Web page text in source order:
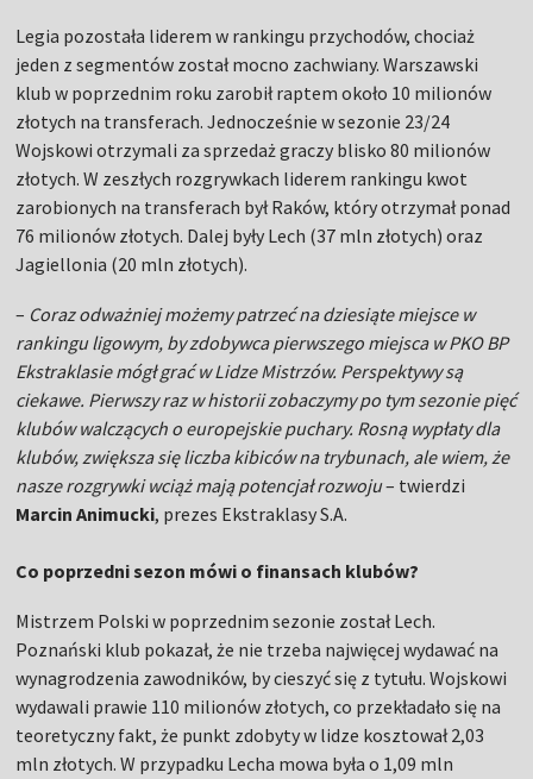
Legia pozostała liderem w rankingu przychodów, chociaż
jeden z segmentów został mocno zachwiany. Warszawski
klub w poprzednim roku zarobił raptem około 10 milionów
złotych na transferach. Jednocześnie w sezonie 23/24
Wojskowi otrzymali za sprzedaż graczy blisko 80 milionów
złotych. W zeszłych rozgrywkach liderem rankingu kwot
zarobionych na transferach był Raków, który otrzymał ponad
76 milionów złotych. Dalej były Lech (37 mln złotych) oraz
Jagiellonia (20 mln złotych).
– Coraz odważniej możemy patrzeć na dziesiąte miejsce w
rankingu ligowym, by zdobywca pierwszego miejsca w PKO BP
Ekstraklasie mógł grać w Lidze Mistrzów. Perspektywy są
ciekawe. Pierwszy raz w historii zobaczymy po tym sezonie pięć
klubów walczących o europejskie puchary. Rosną wypłaty dla
klubów, zwiększa się liczba kibiców na trybunach, ale wiem, że
nasze rozgrywki wciąż mają potencjał rozwoju– twierdzi
Marcin Animucki, prezes Ekstraklasy S.A.
Co poprzedni sezon mówi o finansach klubów?
Mistrzem Polski w poprzednim sezonie został Lech.
Poznański klub pokazał, że nie trzeba najwięcej wydawać na
wynagrodzenia zawodników, by cieszyć się z tytułu. Wojskowi
wydawali prawie 110 milionów złotych, co przekładało się na
teoretyczny fakt, że punkt zdobyty w lidze kosztował 2,03
mln złotych. W przypadku Lecha mowa była o 1,09 mln